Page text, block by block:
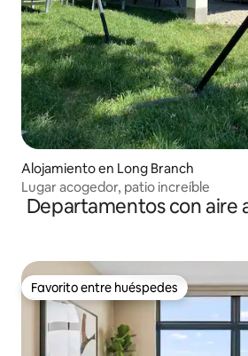
Alojamiento en Long Branch
Lugar acogedor, patio increíble
Departamentos con aire
Favorito entre huéspedes
Favorito entre huéspedes